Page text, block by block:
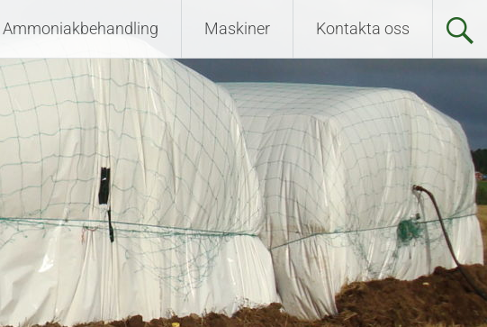
Ammoniakbehandling Maskiner Kontakta oss